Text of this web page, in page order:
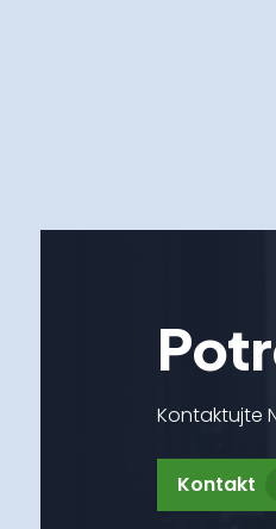
Kontaktujte
Kontakt